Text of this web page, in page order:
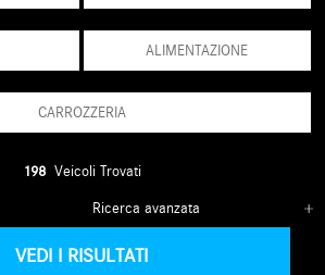
ALIMENTAZIONE
CARROZZERIA
198Veicoli Trovati
Ricerca avanzata